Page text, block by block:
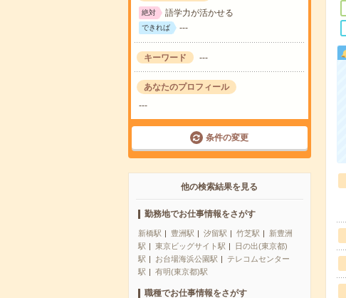
絶対 語学力が活かせる
できれば ---
キーワード ---
あなたのプロフィール
---
条件の変更
他の検索結果を見る
勤務地でお仕事情報をさがす
新橋駅 豊洲駅 汐留駅 竹芝駅
新豊洲
駅
東京ビッグサイト駅
日の出(東京都)
駅
お台場海浜公園駅
テレコムセンター
駅
有明(東京都)駅
職種でお仕事情報をさがす